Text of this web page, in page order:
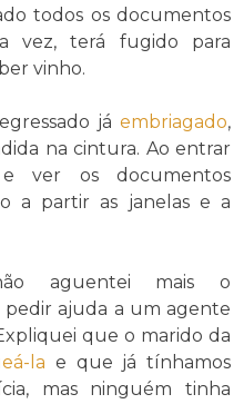
todos os documentos
vez, terá fugido para
vinho.
já embriagado,
na cintura. Ao entrar
ver os documentos
a partir as janelas e a
aguentei mais o
ajuda a um agente
que o marido da
la e que já tínhamos
mas ninguém tinha